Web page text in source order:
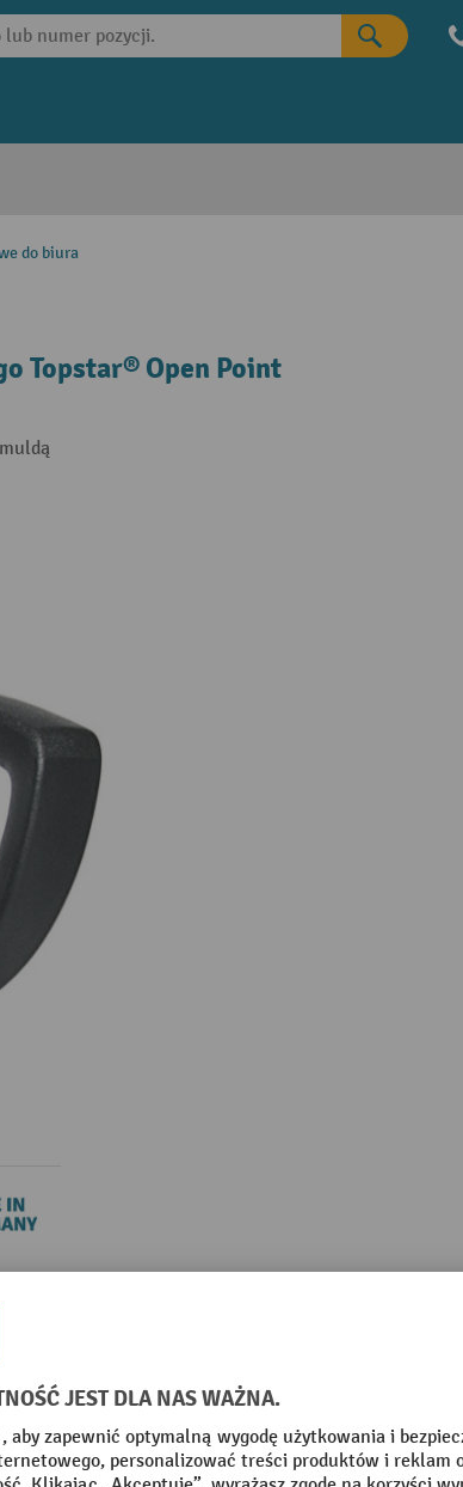
do biura
Topstar® Open Point
Open Point Syncro, nieregulowany